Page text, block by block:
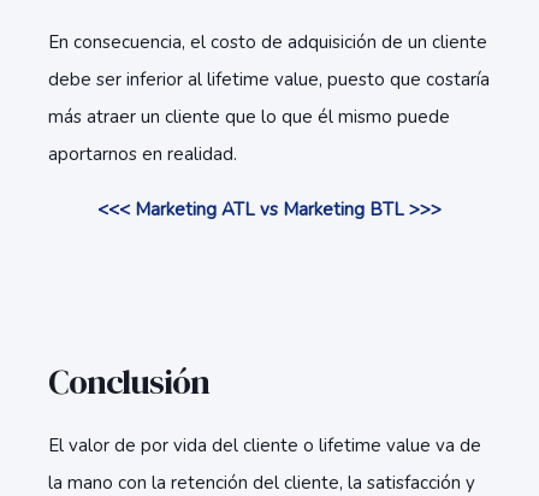
En consecuencia, el costo de adquisición de un cliente
debe ser inferior al lifetime value, puesto que costaría
más atraer un cliente que lo que él mismo puede
aportarnos en realidad.
<<< Marketing ATL vs Marketing BTL >>>
Conclusión
El valor de por vida del cliente o lifetime value va de
la mano con la retención del cliente, la satisfacción y